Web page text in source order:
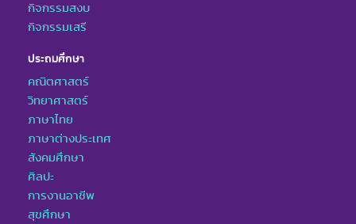
กิจกรรมสงบ
กิจกรรมเสรี
ประถมศึกษา
คณิตศาสตร์
วิทยาศาสตร์
ภาษาไทย
ภาษาต่างประเทศ
สังคมศึกษา
ศิลปะ
การงานอาชีพ
สุขศึกษา